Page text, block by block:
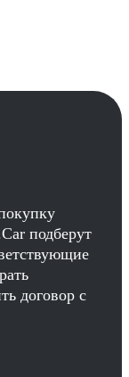
подберут
договор с